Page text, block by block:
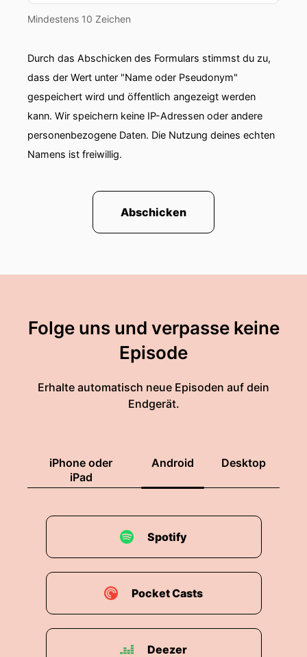
Mindestens 10 Zeichen
Durch das Abschicken des Formulars stimmst du zu,
dass der Wert unter "Name oder Pseudonym"
gespeichert wird und öffentlich angezeigt werden
kann. Wir speichern keine IP-Adressen oder andere
personenbezogene Daten. Die Nutzung deines echten
Namens ist freiwillig.
Abschicken
Folge uns und verpasse keine
Episode
Erhalte automatisch neue Episoden auf dein
Endgerät.
iPhone oder
iPad
Android Desktop
Spotify
Pocket Casts
Deezer